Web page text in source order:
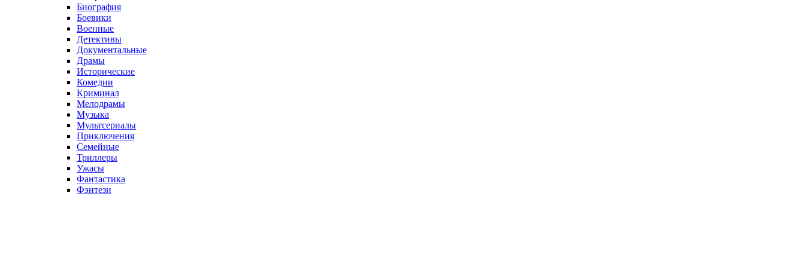
Биография
Боевики
Военные
Детективы
Документальные
Драмы
Исторические
Комедии
Криминал
Мелодрамы
Музыка
Мультсериалы
Приключения
Семейные
Триллеры
Ужасы
Фантастика
Фэнтези